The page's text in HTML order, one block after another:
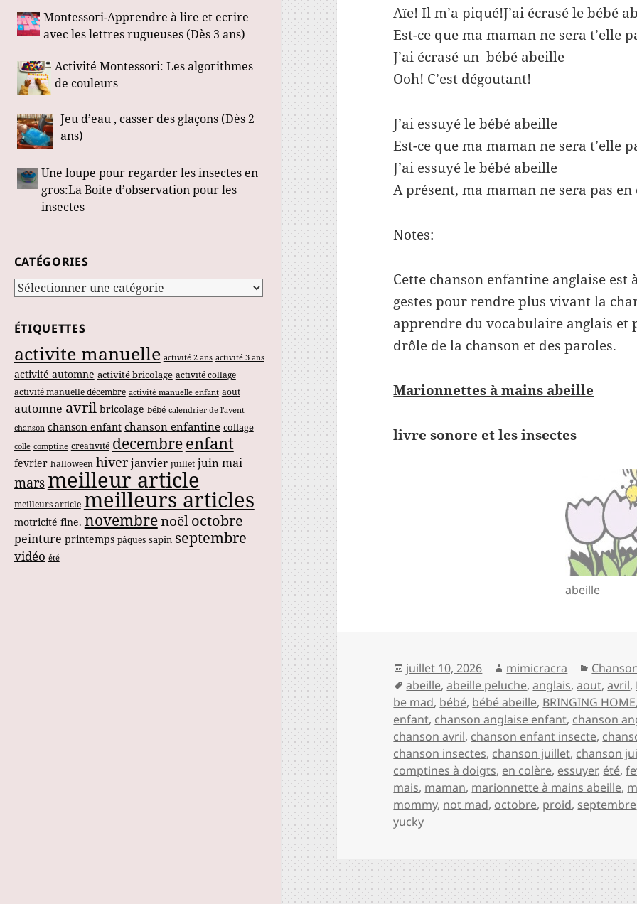
Montessori-Apprendre à lire et ecrire
avec les lettres rugueuses (Dès 3 ans)
Activité Montessori: Les algorithmes
de couleurs
Jeu d’eau , casser des glaçons (Dès 2
ans)
Une loupe pour regarder les insectes en
gros:La Boite d’observation pour les
insectes
CATÉGORIES
Catégories
ÉTIQUETTES
activite manuelle activité 2 ans activité 3 ans
activité automne activité bricolage activité collage
activité manuelle décembre activité manuelle enfant aout
automne avril bricolage bébé calendrier de l'avent
chanson chanson enfant chanson enfantine collage
colle comptine creativité decembreenfant
fevrier halloween hiver janvier juillet juin mai
marsmeilleur article
meilleurs article meilleurs articles
motricité fine. novembrenoëloctobre
peinture printemps pâques sapin septembre
vidéo été
Aïe! Il m’a piqué!J’ai écrasé le bébé
Est-ce que ma maman ne sera t’elle
J’ai écrasé un bébé abeille
Ooh! C’est dégoutant!
J’ai essuyé le bébé abeille
Est-ce que ma maman ne sera t’elle
J’ai essuyé le bébé abeille
A présent, ma maman ne sera pas
Notes:
Cette chanson enfantine anglaise est
gestes pour rendre plus vivant la
apprendre du vocabulaire anglais et
drôle de la chanson et des paroles.
Marionnettes à mains abeille
livre sonore et les insectes
abeille
Publié
le
juillet 10, 2026 Auteur
mimicracra
Mots-
clés
abeille,abeille peluche,anglais,aout,avril,
be mad, bébé, bébé abeille, BRINGING HOME,
enfant, chanson anglaise enfant, chanson
chanson avril, chanson enfant insecte,
chanson insectes, chanson juillet, chanson
comptines à doigts, en colère, essuyer, été,
mais, maman, marionnette à mains abeille,
mommy, not mad, octobre, proid, septembre
yucky